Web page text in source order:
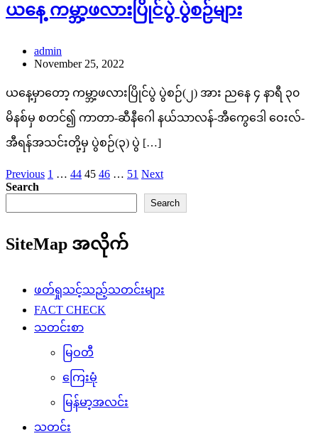
ယနေ့ ကမ္ဘာ့ဖလားပြိုင်ပွဲ ပွဲစဉ်များ
admin
November 25, 2022
ယနေ့မှာတော့ ကမ္ဘာ့ဖလားပြိုင်ပွဲ ပွဲစဉ်(၂) အား ညနေ ၄ နာရီ ၃၀
မိနစ်မှ စတင်၍ ကာတာ-ဆီနီဂေါ နယ်သာလန်-အီကွေဒေါ ဝေးလ်-
အီရန်အသင်းတို့မှ ပွဲစဉ်(၃) ပွဲ […]
Posts
pagination
Previous 1 … 44 45 46 … 51 Next
Search
Search
SiteMap အလိုက်
ဖတ်ရှုသင့်သည့်သတင်းများ
FACT CHECK
သတင်းစာ
မြဝတီ
ကြေးမုံ
မြန်မာ့အလင်း
သတင်း